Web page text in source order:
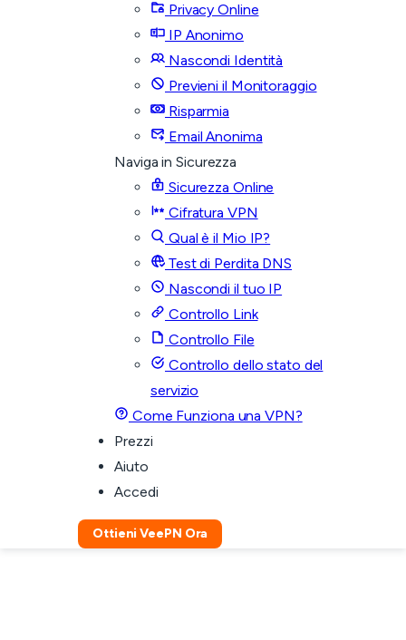
Privacy Online
IP Anonimo
Nascondi Identità
Previeni il Monitoraggio
Risparmia
Email Anonima
Naviga in Sicurezza
Sicurezza Online
Cifratura VPN
Qual è il Mio IP?
Test di Perdita DNS
Nascondi il tuo IP
Controllo Link
Controllo File
Controllo dello stato del
servizio
Come Funziona una VPN?
Prezzi
Aiuto
Accedi
Ottieni VeePN Ora